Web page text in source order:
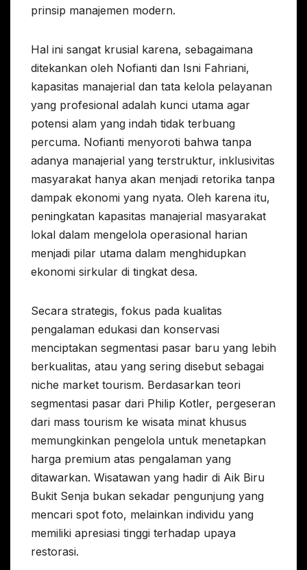
prinsip manajemen modern.
Hal ini sangat krusial karena, sebagaimana
ditekankan oleh Nofianti dan Isni Fahriani,
kapasitas manajerial dan tata kelola pelayanan
yang profesional adalah kunci utama agar
potensi alam yang indah tidak terbuang
percuma. Nofianti menyoroti bahwa tanpa
adanya manajerial yang terstruktur, inklusivitas
masyarakat hanya akan menjadi retorika tanpa
dampak ekonomi yang nyata. Oleh karena itu,
peningkatan kapasitas manajerial masyarakat
lokal dalam mengelola operasional harian
menjadi pilar utama dalam menghidupkan
ekonomi sirkular di tingkat desa.
Secara strategis, fokus pada kualitas
pengalaman edukasi dan konservasi
menciptakan segmentasi pasar baru yang lebih
berkualitas, atau yang sering disebut sebagai
niche market tourism. Berdasarkan teori
segmentasi pasar dari Philip Kotler, pergeseran
dari mass tourism ke wisata minat khusus
memungkinkan pengelola untuk menetapkan
harga premium atas pengalaman yang
ditawarkan. Wisatawan yang hadir di Aik Biru
Bukit Senja bukan sekadar pengunjung yang
mencari spot foto, melainkan individu yang
memiliki apresiasi tinggi terhadap upaya
restorasi.